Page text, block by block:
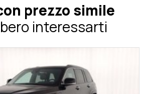
prezzo simile
interessarti